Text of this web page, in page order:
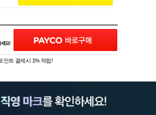
인트 결제시 1% 적립!